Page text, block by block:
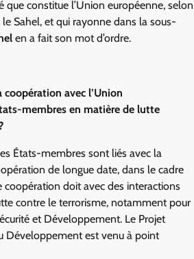
que constitue l’Union européenne, selon
le Sahel, et qui rayonne dans la sous-
en a fait son mot d’ordre.
avec l’Union
membres en matière de lutte
États-membres sont liés avec la
de longue date, dans le cadre
coopération doit avec des interactions
contre le terrorisme, notamment pour
et Développement. Le Projet
Développement est venu à point